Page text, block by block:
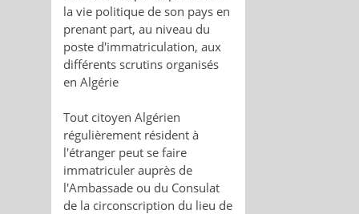
la vie politique de son pays en
prenant part, au niveau du
poste d'immatriculation, aux
différents scrutins organisés
en Algérie
Tout citoyen Algérien
régulièrement résident à
l'étranger peut se faire
immatriculer auprès de
l'Ambassade ou du Consulat
de la circonscription du lieu de